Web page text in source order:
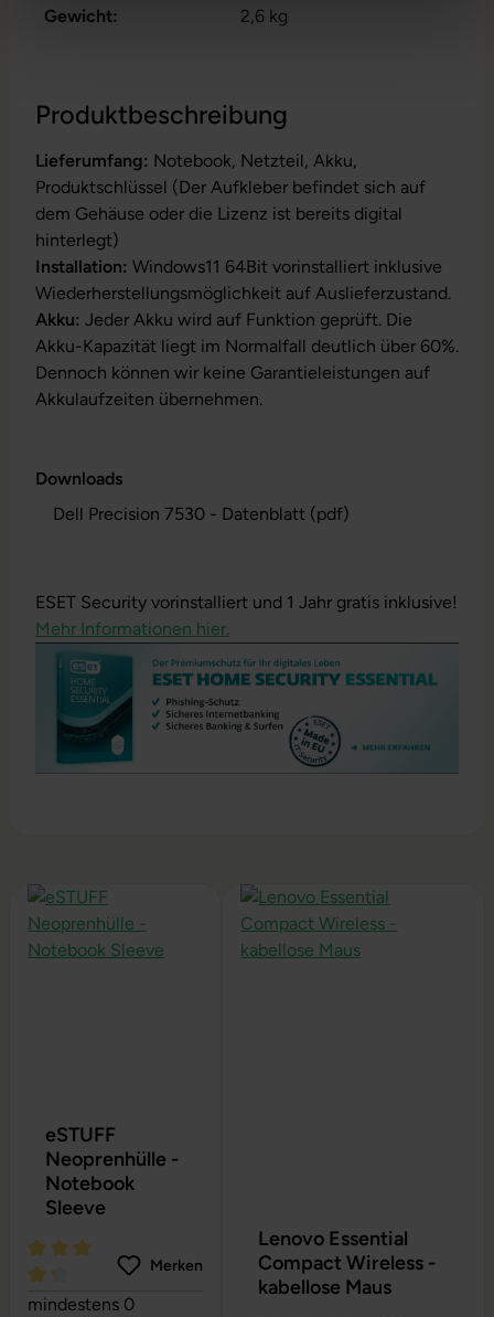
Produktbeschreibung
Lieferumfang: Notebook, Netzteil, Akku,
Produktschlüssel (Der Aufkleber befindet sich auf
dem Gehäuse oder die Lizenz ist bereits digital
hinterlegt)
Installation: Windows11 64Bit vorinstalliert inklusive
Wiederherstellungsmöglichkeit auf Auslieferzustand.
Akku: Jeder Akku wird auf Funktion geprüft. Die
Akku-Kapazität liegt im Normalfall deutlich über 60%.
Dennoch können wir keine Garantieleistungen auf
Akkulaufzeiten übernehmen.
Downloads
Dell Precision 7530 - Datenblatt (pdf)
ESET Security vorinstalliert und 1 Jahr gratis inklusive!
Mehr Informationen hier.
Gewicht: 2,6 kg
Produktgalerie überspringen
eSTUFF
Neoprenhülle -
Notebook
Sleeve
Durchschnittliche Bewertung von 4.24 von 5 Sternen
Merken
mindestens 0
Lenovo Essential
Compact Wireless -
kabellose Maus